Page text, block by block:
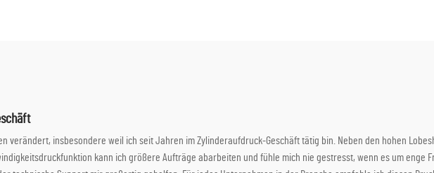
verändert, insbesondere weil ich seit Jahren im Zylinderaufdruck-Geschäft tätig bin. Neben den hohen
kann ich größere Aufträge abarbeiten und fühle mich nie gestresst, wenn es um enge